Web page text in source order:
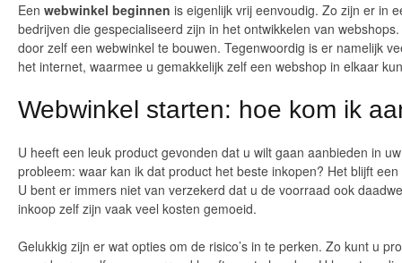
Een webwinkel beginnen is eigenlijk vrij eenvoudig. Zo zijn er in
bedrijven die gespecialiseerd zijn in het ontwikkelen van
door zelf een webwinkel te bouwen. Tegenwoordig is er namelijk
het internet, waarmee u gemakkelijk zelf een webshop in elkaar
Webwinkel starten: hoe kom ik
U heeft een leuk product gevonden dat u wilt gaan aanbieden in
probleem: waar kan ik dat product het beste inkopen? Het blijft
U bent er immers niet van verzekerd dat u de voorraad ook
inkoop zelf zijn vaak veel kosten gemoeid.
Gelukkig zijn er wat opties om de risico’s in te perken. Zo kunt u